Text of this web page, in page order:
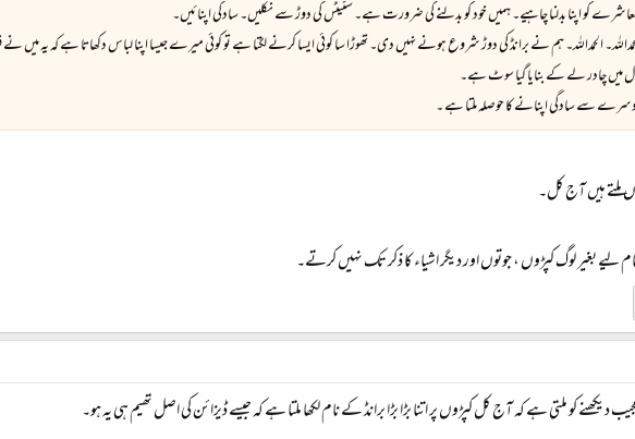
کو اپنا بدلنا چاہیے۔ ہمیں خود کو بدلنے کی ضرورت ہے۔ سٹیٹس کی دوڑ سے نکلیں۔ سادگی اپنائیں۔
الحمداللہ۔ ہم نے برانڈ کی دوڑ شروع ہونے نہیں دی۔ تھوڑا سا کوئی ایسا کرنے لگتا ہے تو کوئی میرے جیسا اپنا لباس دکھاتا ہے کہ
میں چادر لے کے بنایا گیا سوٹ ہے۔
سے سادگی اپنانے کا حوصلہ ملتا ہے ۔
ملتے ہیں آج کل۔
لیے بغیر لوگ کپڑوں ، جوتوں اور دیگر اشیاء کا ذکر تک نہیں کرتے۔
دیکھنے کو ملتی ہے کہ آج کل کپڑوں پر اتنا بڑا بڑا برانڈ کے نام لکھا ملتا ہے کہ جیسے ڈیزائن کی اصل تھیم ہی یہ ہو۔